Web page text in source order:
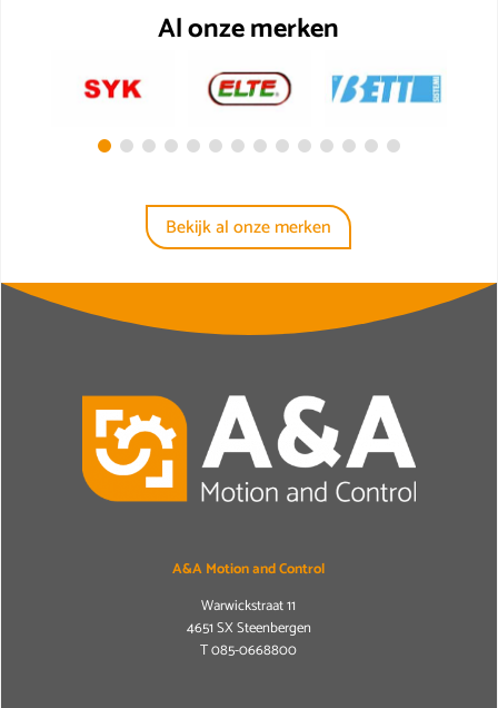
Al onze merken
Bekijk al onze merken
A&A Motion and Control
Warwickstraat 11
4651 SX Steenbergen
T085-0668800